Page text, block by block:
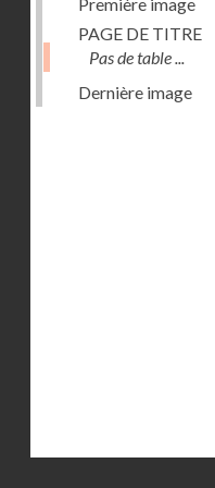
PAGE DE TITRE
Pas de table ...
Dernière image